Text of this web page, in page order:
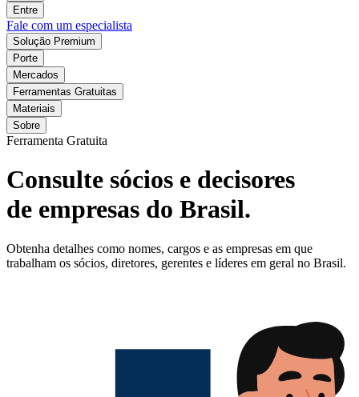
Entre
Fale com um especialista
Solução Premium
Porte
Mercados
Ferramentas Gratuitas
Materiais
Sobre
Ferramenta Gratuita
Consulte sócios e decisores
de empresas do Brasil.
Obtenha detalhes como nomes, cargos e as empresas em que
trabalham os sócios, diretores, gerentes e líderes em geral no Brasil.